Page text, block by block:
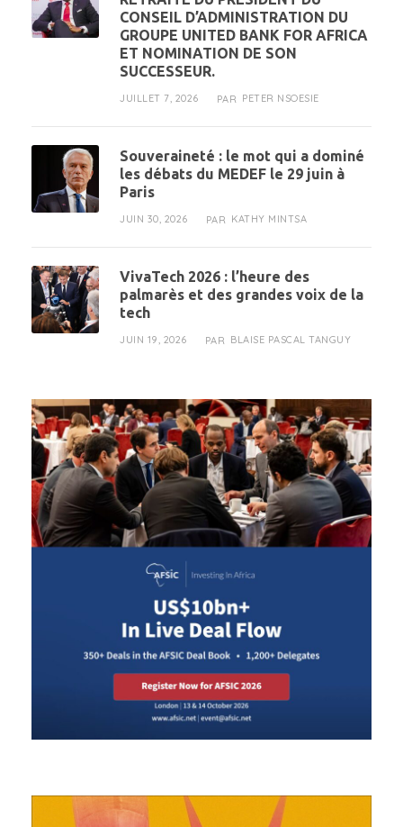
CONSEIL D’ADMINISTRATION DU
GROUPE UNITED BANK FOR AFRICA
ET NOMINATION DE SON
SUCCESSEUR.
JUILLET 7, 2026 PAR PETER NSOESIE
Souveraineté : le mot qui a dominé
les débats du MEDEF le 29 juin à
Paris
JUIN 30, 2026 PAR KATHY MINTSA
VivaTech 2026 : l’heure des
palmarès et des grandes voix de la
tech
JUIN 19, 2026 PAR BLAISE PASCAL TANGUY